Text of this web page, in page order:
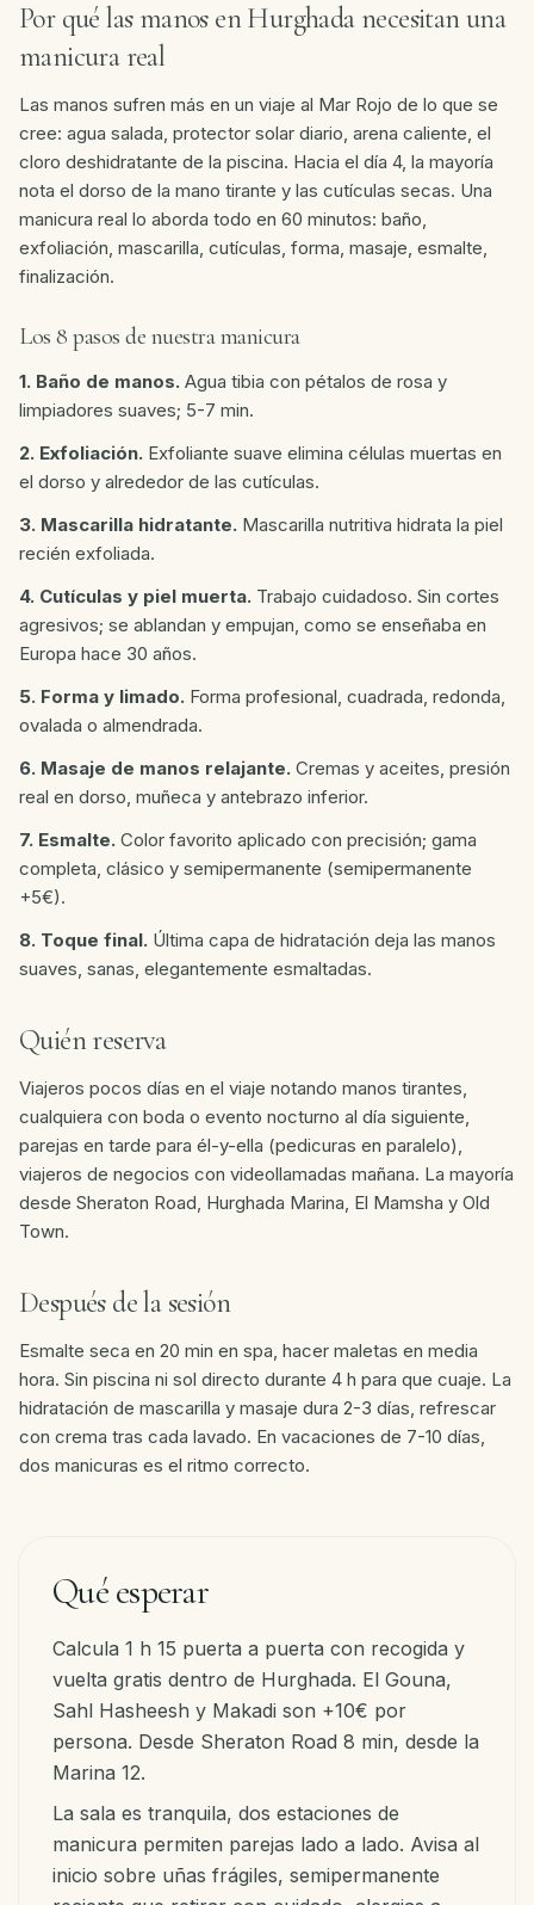
Por qué las manos en Hurghada necesitan una
manicura real
Las manos sufren más en un viaje al Mar Rojo de lo que se
cree: agua salada, protector solar diario, arena caliente, el
cloro deshidratante de la piscina. Hacia el día 4, la mayoría
nota el dorso de la mano tirante y las cutículas secas. Una
manicura real lo aborda todo en 60 minutos: baño,
exfoliación, mascarilla, cutículas, forma, masaje, esmalte,
finalización.
Los 8 pasos de nuestra manicura
1. Baño de manos. Agua tibia con pétalos de rosa y
limpiadores suaves; 5-7 min.
2. Exfoliación. Exfoliante suave elimina células muertas en
el dorso y alrededor de las cutículas.
3. Mascarilla hidratante. Mascarilla nutritiva hidrata la piel
recién exfoliada.
4. Cutículas y piel muerta. Trabajo cuidadoso. Sin cortes
agresivos; se ablandan y empujan, como se enseñaba en
Europa hace 30 años.
5. Forma y limado. Forma profesional, cuadrada, redonda,
ovalada o almendrada.
6. Masaje de manos relajante. Cremas y aceites, presión
real en dorso, muñeca y antebrazo inferior.
7. Esmalte. Color favorito aplicado con precisión; gama
completa, clásico y semipermanente (semipermanente
+5€).
8. Toque final. Última capa de hidratación deja las manos
suaves, sanas, elegantemente esmaltadas.
Quién reserva
Viajeros pocos días en el viaje notando manos tirantes,
cualquiera con boda o evento nocturno al día siguiente,
parejas en tarde para él-y-ella (pedicuras en paralelo),
viajeros de negocios con videollamadas mañana. La mayoría
desde Sheraton Road, Hurghada Marina, El Mamsha y Old
Town.
Después de la sesión
Esmalte seca en 20 min en spa, hacer maletas en media
hora. Sin piscina ni sol directo durante 4 h para que cuaje. La
hidratación de mascarilla y masaje dura 2-3 días, refrescar
con crema tras cada lavado. En vacaciones de 7-10 días,
dos manicuras es el ritmo correcto.
Qué esperar
Calcula 1 h 15 puerta a puerta con recogida y
vuelta gratis dentro de Hurghada. El Gouna,
Sahl Hasheesh y Makadi son +10€ por
persona. Desde Sheraton Road 8 min, desde la
Marina 12.
La sala es tranquila, dos estaciones de
manicura permiten parejas lado a lado. Avisa al
inicio sobre uñas frágiles, semipermanente